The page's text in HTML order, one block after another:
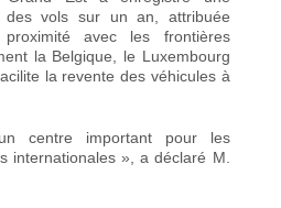
des vols sur un an, attribuée
avec les frontières
la Belgique, le Luxembourg
la revente des véhicules à
centre important pour les
internationales », a déclaré M.